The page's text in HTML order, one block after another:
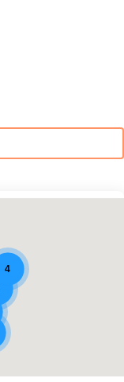
4